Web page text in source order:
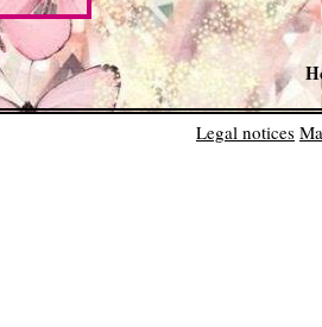
Legal notices